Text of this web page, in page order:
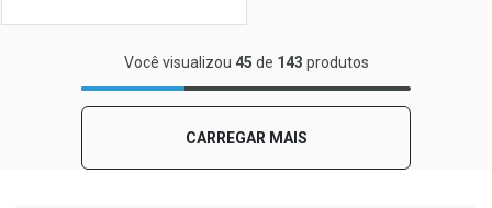
FECHAR
Laboratório
FECHAR
Por Menos
Você visualizou 45 de 143 produtos
CARREGAR MAIS